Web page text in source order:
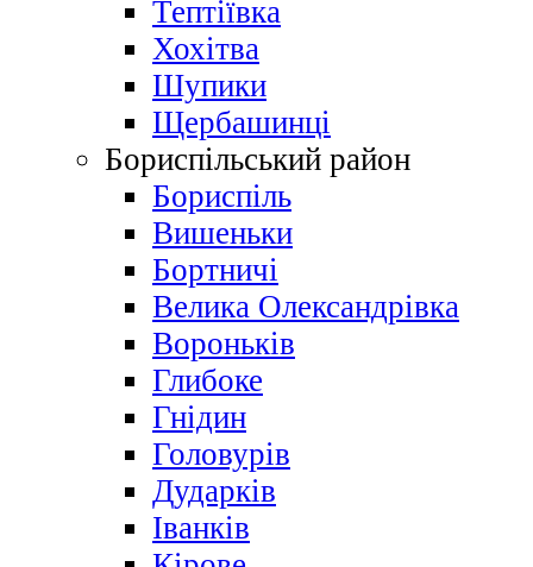
Тептіївка
Хохітва
Шупики
Щербашинці
Бориспільський район
Бориспіль
Вишеньки
Бортничі
Велика Олександрівка
Вороньків
Глибоке
Гнідин
Головурів
Дударків
Іванків